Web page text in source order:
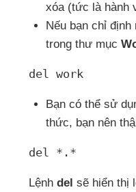
xóa (tức là hành
Nếu bạn chỉ
trong thư mục
del work
Bạn có thể sử
thức, bạn nên
del *.*
Lệnh del sẽ hiển thị